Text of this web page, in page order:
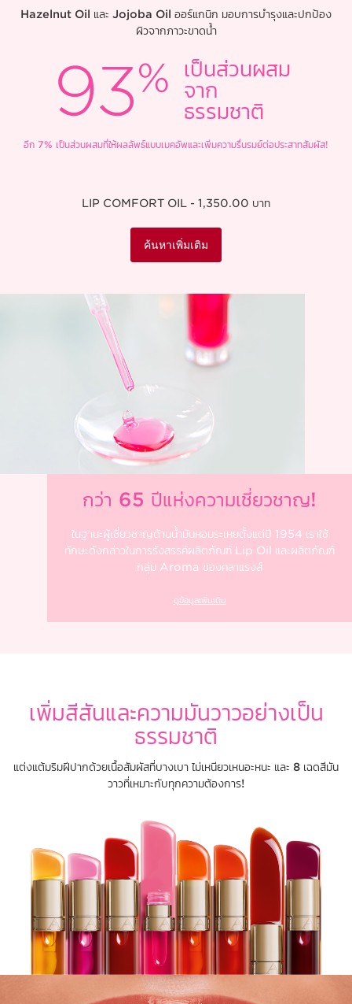
Hazelnut Oil และ Jojoba Oil ออร์แกนิก มอบการบำรุงและปกป้อง
ผิวจากภาวะขาดน้ำ
เป็นส่วนผสม
จาก
ธรรมชาติ
อีก 7% เป็นส่วนผสมที่ให้ผลลัพธ์แบบเมคอัพและเพิ่มความรื่นรมย์ต่อประสาทสัมผัส!
LIP COMFORT OIL - 1,350.00 บาท
ค้นหาเพิ่มเติม
กว่า 65 ปีแห่งความเชี่ยวชาญ!
ในฐานะผู้เชี่ยวชาญด้านน้ำมันหอมระเหยตั้งแต่ปี 1954 เราใช้
ทักษะดังกล่าวในการรังสรรค์ผลิตภัณฑ์ Lip Oil และผลิตภัณฑ์
กลุ่ม Aroma ของคลาแรงส์
ดูข้อมูลเพิ่มเติม
เพิ่มสีสันและความมันวาวอย่างเป็น
ธรรมชาติ
แต่งแต้มริมฝีปากด้วยเนื้อสัมผัสที่บางเบา ไม่เหนียวเหนอะหนะ และ 8 เฉดสีมัน
วาวที่เหมาะกับทุกความต้องการ!